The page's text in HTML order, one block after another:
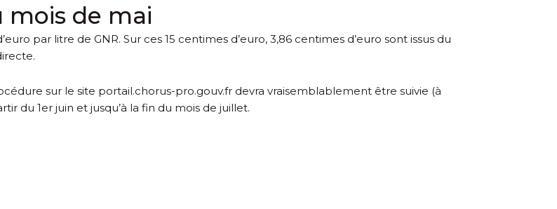
mois de mai
par litre de GNR. Sur ces 15 centimes d’euro, 3,86 centimes d’euro sont issus du
sur le site portail.chorus-pro.gouv.fr devra vraisemblablement être suivie (à
du 1er juin et jusqu’à la fin du mois de juillet.